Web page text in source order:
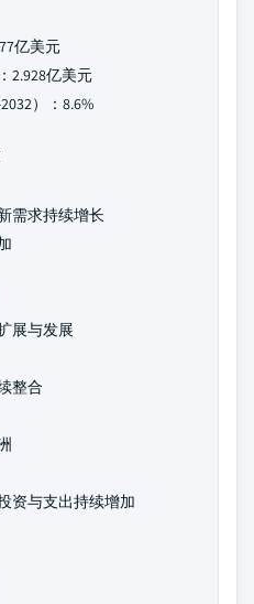
亿美元
2.928亿美元
）：8.6%
需求持续增长
展与发展
整合
资与支出持续增加